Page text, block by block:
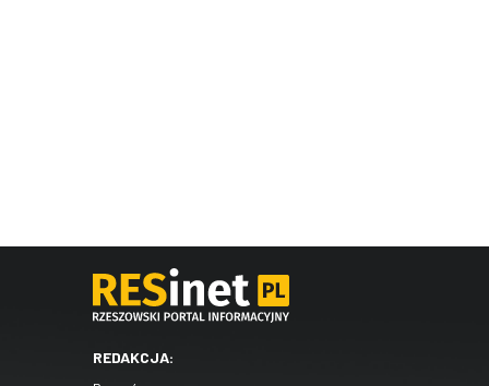
REDAKCJA: